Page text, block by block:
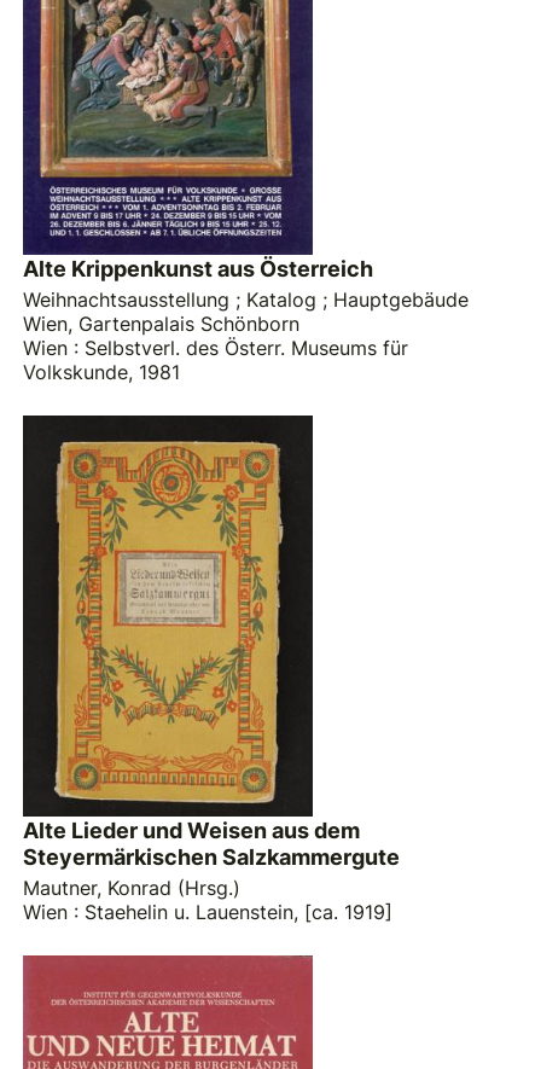
Alte Krippenkunst aus Österreich
Weihnachtsausstellung ; Katalog ; Hauptgebäude
Wien, Gartenpalais Schönborn
Wien : Selbstverl. des Österr. Museums für
Volkskunde, 1981
Alte Lieder und Weisen aus dem
Steyermärkischen Salzkammergute
Mautner, Konrad (Hrsg.)
Wien : Staehelin u. Lauenstein, [ca. 1919]